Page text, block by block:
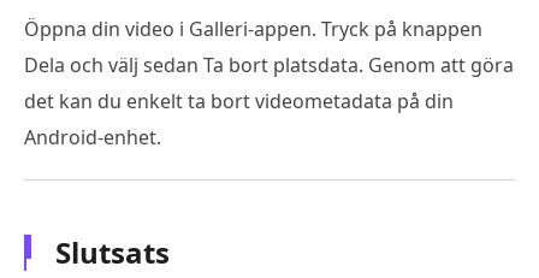
Öppna din video i Galleri-appen. Tryck på knappen
Dela och välj sedan Ta bort platsdata. Genom att göra
det kan du enkelt ta bort videometadata på din
Android-enhet.
Slutsats